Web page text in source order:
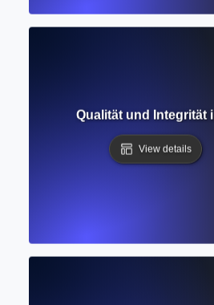
von Qualität und
View details